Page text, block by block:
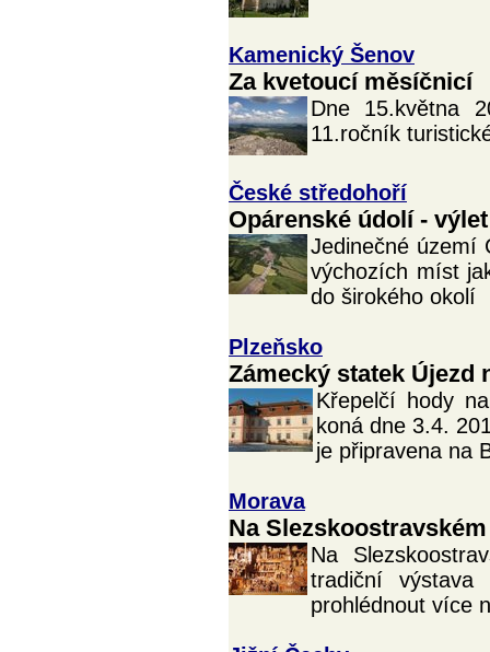
Kamenický Šenov
Za kvetoucí měsíčnicí
Dne 15.května
11.ročník
České středohoří
Opárenské údolí -
Jedinečné území
výchozích míst
do širokého okolí
Plzeňsko
Zámecký statek Újezd
Křepelčí hody
koná dne 3.4.
je připravena na
Morava
Na
Na
tradiční
prohlédnout více